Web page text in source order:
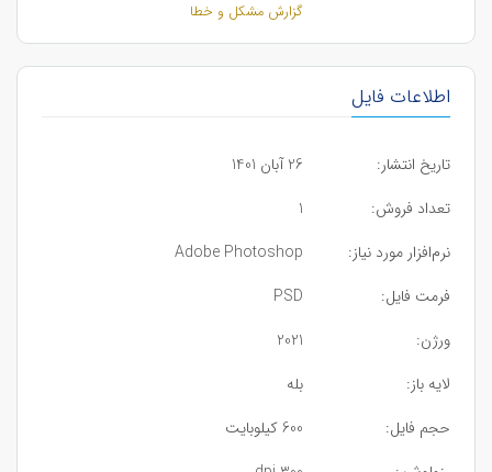
گزارش مشکل و خطا
اطلاعات فایل
تاریخ انتشار:
26 آبان 1401
تعداد فروش:
1
نرم‌افزار مورد نیاز:
Adobe Photoshop
فرمت فایل:
PSD
ورژن:
2021
لایه باز:
بله
حجم فایل:
600 کیلوبایت